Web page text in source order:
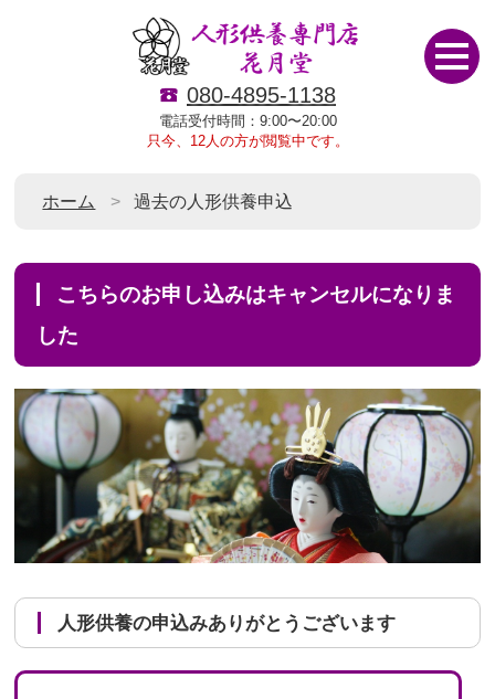
080-4895-1138
電話受付時間：9:00〜20:00
只今、12人の方が閲覧中です。
ホーム 過去の人形供養申込
こちらのお申し込みはキャンセルになりま
した
人形供養の申込みありがとうございます